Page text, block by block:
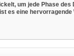
um jede Phase des
es eine hervorragende